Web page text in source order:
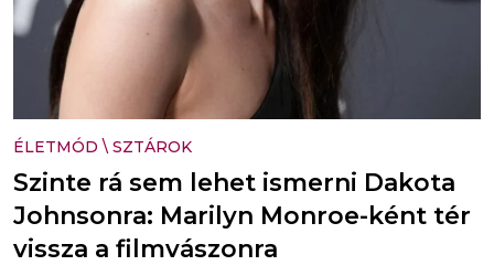
ÉLETMÓD \ SZTÁROK
Szinte rá sem lehet ismerni Dakota
Johnsonra: Marilyn Monroe-ként tér
vissza a filmvászonra